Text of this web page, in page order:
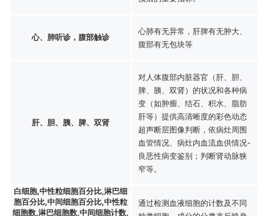
心、肺听诊，腹部触诊
心肺有无异常，肝脾有无肿大、
腹部有无包块等
肝、胆、胰、脾、双肾
对人体腹部内脏器官（肝、胆、
脾、胰、双肾）的状况和各种病
变（如肿瘤、结石、积水、脂肪
肝等）提供高清晰度的彩色动态
超声断层图像判断，依病灶周围
血管情况、病灶内血流血供情况-
良恶性病变鉴别；判断肾动脉狭
窄等。
白细胞,中性粒细胞百分比,淋巴细
胞百分比,中间细胞百分比,中性粒
细胞数,淋巴细胞数,中间细胞计数,
通过检测血液细胞的计数及不同